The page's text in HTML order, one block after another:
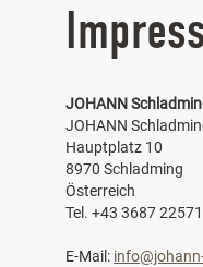
JOHANN
JOHANN
Hauptplatz 10
8970 Schladming
Österreich
Tel. +43 3687 22571
E-Mail: